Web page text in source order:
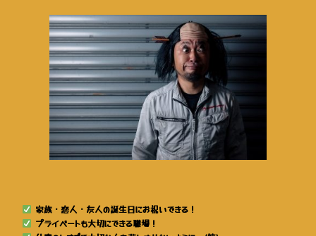
家族・恋人・友人の誕生日にお祝いできる！
プライベートも大切にできる職場！